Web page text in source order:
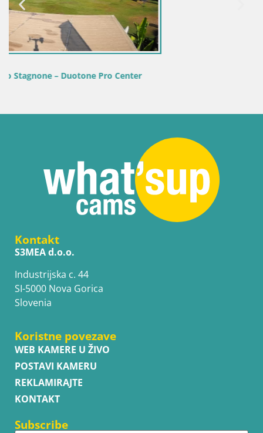
Kontakt
S3MEA d.o.o.
Industrijska c. 44
SI-5000 Nova Gorica
Slovenia
Koristne povezave
WEB KAMERE U ŽIVO
POSTAVI KAMERU
REKLAMIRAJTE
KONTAKT
Subscribe